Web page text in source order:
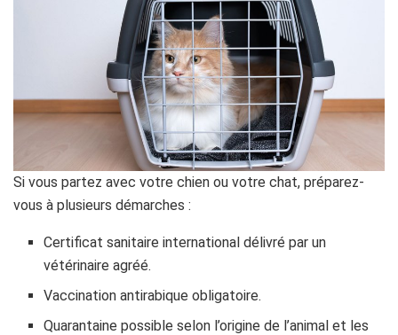
Si vous partez avec votre chien ou votre chat, préparez-
vous à plusieurs démarches :
Certificat sanitaire international délivré par un
vétérinaire agréé.
Vaccination antirabique obligatoire.
Quarantaine possible selon l’origine de l’animal et les